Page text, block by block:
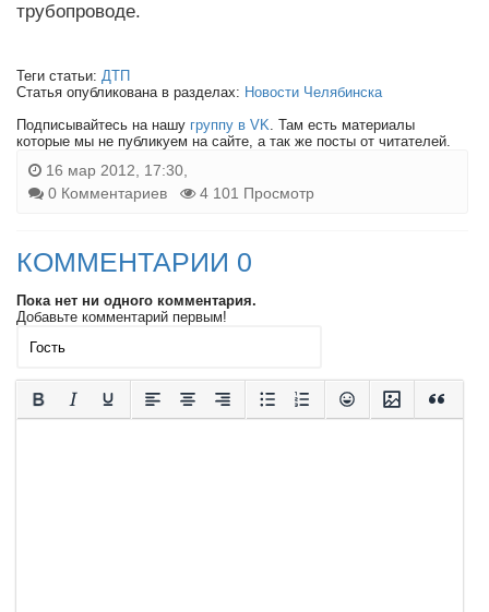
трубопроводе.
Теги статьи: ДТП
Статья опубликована в разделах: Новости Челябинска
Подписывайтесь на нашу группу в VK. Там есть материалы
которые мы не публикуем на сайте, а так же посты от читателей.
16 мар 2012, 17:30,
0 Комментариев
4 101 Просмотр
КОММЕНТАРИИ 0
Пока нет ни одного комментария.
Добавьте комментарий первым!